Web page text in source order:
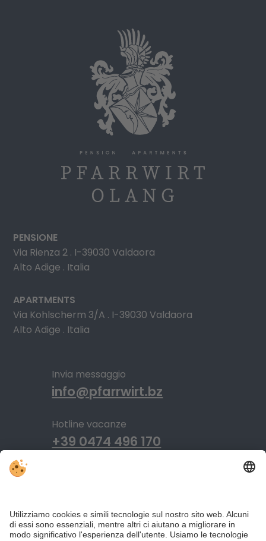
PENSIONE
Via Rienza 2 . I-39030 Valdaora
Alto Adige . Italia
APARTMENTS
Via Kohlscherm 3/A . I-39030 Valdaora
Alto Adige . Italia
Invia messaggio
info@pfarrwirt.bz
Hotline vacanze
+39 0474 496 170